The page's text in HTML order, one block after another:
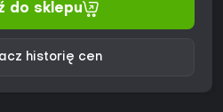
do sklepu
historię cen